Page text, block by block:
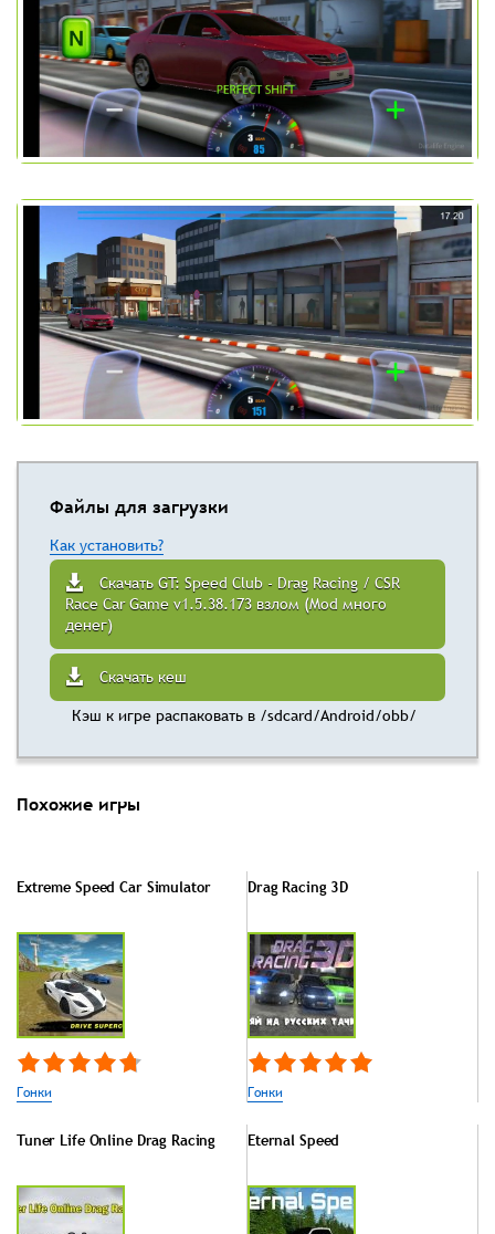
Файлы для загрузки
Как установить?
Скачать GT: Speed Club - Drag Racing / CSR
Race Car Game v1.5.38.173 взлом (Mod много
денег)
Скачать кеш
Кэш к игре распаковать в /sdcard/Android/obb/
Похожие игры
Extreme Speed Car Simulator
Гонки
Drag Racing 3D
Гонки
Tuner Life Online Drag Racing Eternal Speed